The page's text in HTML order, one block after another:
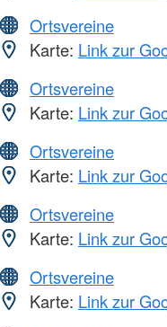
Ortsvereine
Karte: Link zur
Ortsvereine
Karte: Link zur
Ortsvereine
Karte: Link zur
Ortsvereine
Karte: Link zur
Ortsvereine
Karte: Link zur